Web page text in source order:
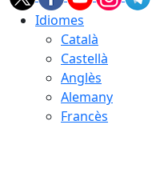
Idiomes
Català
Castellà
Anglès
Alemany
Francès